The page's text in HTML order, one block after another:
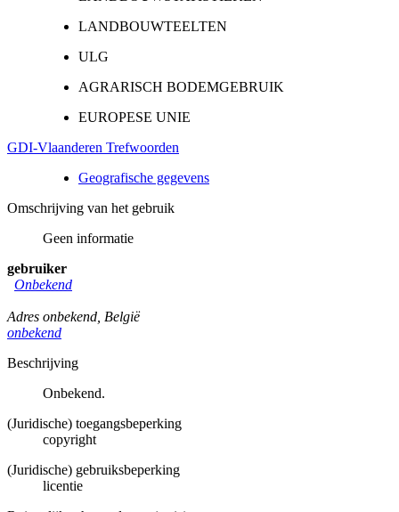
LANDBOUWTEELTEN
ULG
AGRARISCH BODEMGEBRUIK
EUROPESE UNIE
GDI-Vlaanderen Trefwoorden
Geografische gegevens
Omschrijving van het gebruik
Geen informatie
gebruiker
Onbekend
Adres onbekend België
onbekend
Beschrijving
Onbekend.
(Juridische) toegangsbeperking
copyright
(Juridische) gebruiksbeperking
licentie